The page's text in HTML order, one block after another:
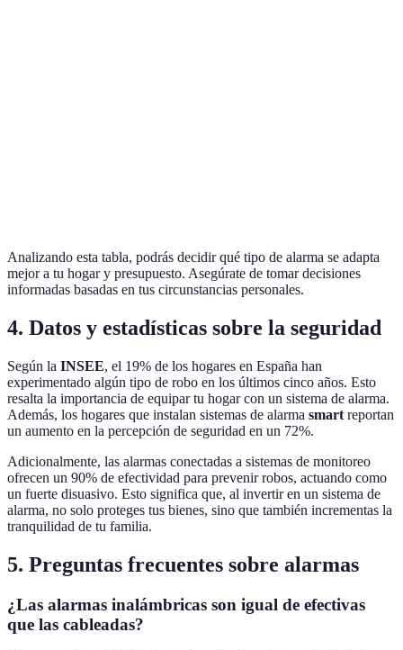
Analizando esta tabla, podrás decidir qué tipo de alarma se adapta
mejor a tu hogar y presupuesto. Asegúrate de tomar decisiones
informadas basadas en tus circunstancias personales.
4. Datos y estadísticas sobre la seguridad
Según la INSEE, el 19% de los hogares en España han
experimentado algún tipo de robo en los últimos cinco años. Esto
resalta la importancia de equipar tu hogar con un sistema de alarma.
Además, los hogares que instalan sistemas de alarma smart reportan
un aumento en la percepción de seguridad en un 72%.
Adicionalmente, las alarmas conectadas a sistemas de monitoreo
ofrecen un 90% de efectividad para prevenir robos, actuando como
un fuerte disuasivo. Esto significa que, al invertir en un sistema de
alarma, no solo proteges tus bienes, sino que también incrementas la
tranquilidad de tu familia.
5. Preguntas frecuentes sobre alarmas
¿Las alarmas inalámbricas son igual de efectivas
que las cableadas?